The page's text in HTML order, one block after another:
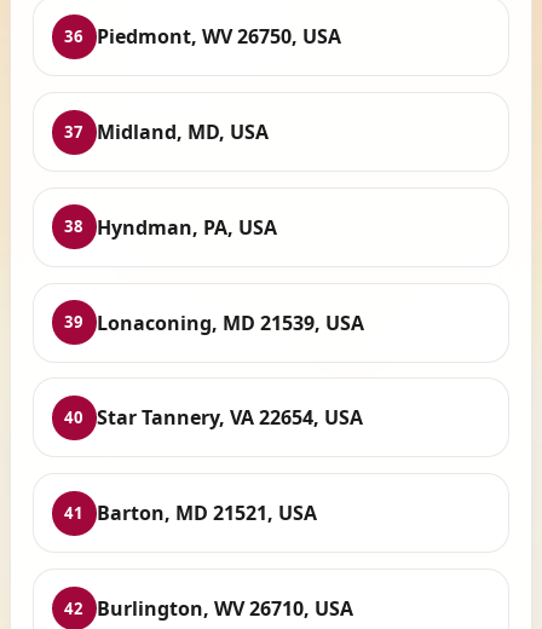
36 Piedmont, WV 26750, USA
37 Midland, MD, USA
38 Hyndman, PA, USA
39 Lonaconing, MD 21539, USA
40 Star Tannery, VA 22654, USA
41 Barton, MD 21521, USA
42 Burlington, WV 26710, USA